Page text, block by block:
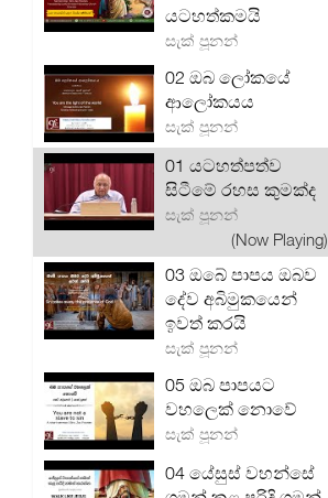
යටහත්කමයි
සැක් පූනන්
02 ඔබ ලෝකයේ
ආලෝකයය
සැක් පූනන්
01 යටහත්පත්ව
සිටීමේ රහස කුමක්ද
සැක් පූනන්
(Now Playing)
03 ඔබේ පාපය ඔබව
දේව අබිමුකයෙන්
ඉවත් කරයි
සැක් පූනන්
05 ඔබ පාපයට
වහලෙක් නොවේ
සැක් පූනන්
04 යේසුස් වහන්සේ